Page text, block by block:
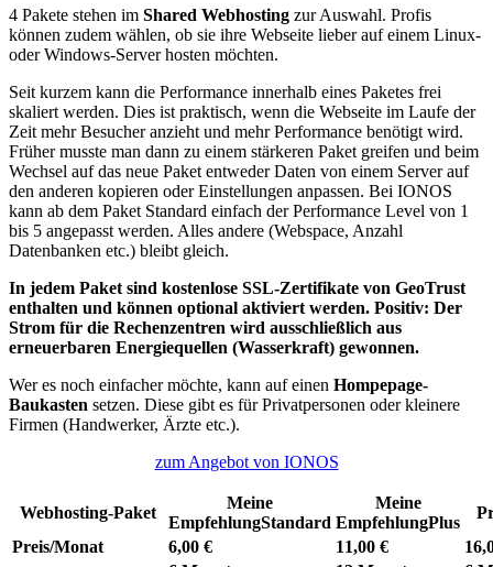
4 Pakete stehen im Shared Webhosting zur Auswahl. Profis
können zudem wählen, ob sie ihre Webseite lieber auf einem Linux-
oder Windows-Server hosten möchten.
Seit kurzem kann die Performance innerhalb eines Paketes frei
skaliert werden. Dies ist praktisch, wenn die Webseite im Laufe der
Zeit mehr Besucher anzieht und mehr Performance benötigt wird.
Früher musste man dann zu einem stärkeren Paket greifen und beim
Wechsel auf das neue Paket entweder Daten von einem Server auf
den anderen kopieren oder Einstellungen anpassen. Bei IONOS
kann ab dem Paket Standard einfach der Performance Level von 1
bis 5 angepasst werden. Alles andere (Webspace, Anzahl
Datenbanken etc.) bleibt gleich.
In jedem Paket sind kostenlose SSL-Zertifikate von GeoTrust
enthalten und können optional aktiviert werden. Positiv: Der
Strom für die Rechenzentren wird ausschließlich aus
erneuerbaren Energiequellen (Wasserkraft) gewonnen.
Wer es noch einfacher möchte, kann auf einen Hompepage-
Baukasten setzen. Diese gibt es für Privatpersonen oder kleinere
Firmen (Handwerker, Ärzte etc.).
zum Angebot von IONOS
Webhosting-Paket
Meine
EmpfehlungStandard
Meine
EmpfehlungPlus
Preis/Monat
6,00 € 11,00 €